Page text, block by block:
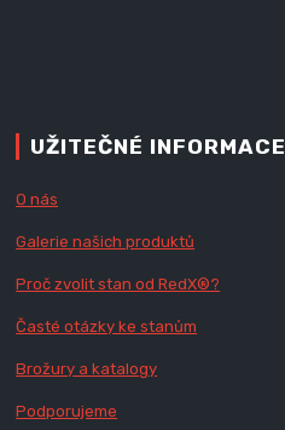
UŽITEČNÉ INFORMACE
O nás
Galerie našich produktů
Proč zvolit stan od RedX®?
Časté otázky ke stanům
Brožury a katalogy
Podporujeme